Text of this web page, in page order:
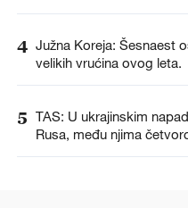
4 Južna Koreja: Šesnaest
velikih vrućina ovog leta.
5 TAS: U ukrajinskim
Rusa, među njima